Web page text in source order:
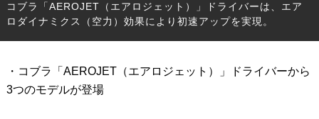
コブラ「AEROJET（エアロジェット）」ドライバーは、エア
ロダイナミクス（空力）効果により初速アップを実現。
・コブラ「AEROJET（エアロジェット）」ドライバーから
3つのモデルが登場
FAIRWAY WOODS フェアウェイウッド
HYBRIDS ハイブリッド
IRONS アイアン